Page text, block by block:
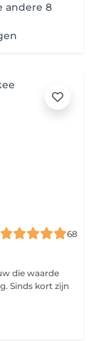
andere 8
68
die waarde